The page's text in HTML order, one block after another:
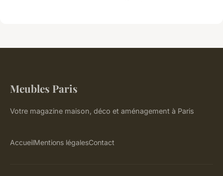
Meubles Paris
Votre magazine maison, déco et aménagement à Paris
AccueilMentions légalesContact